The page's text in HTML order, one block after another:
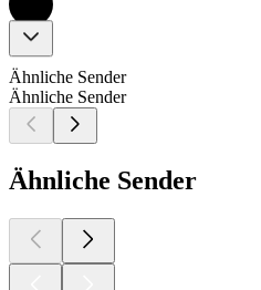
Ähnliche Sender
Ähnliche Sender
Ähnliche Sender